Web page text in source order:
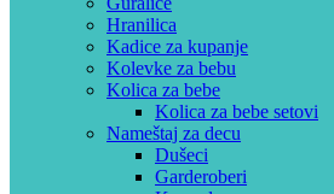
Hranilica
Kadice za kupanje
Kolevke za bebu
Kolica za bebe
Kolica za bebe setovi
Nameštaj za decu
Dušeci
Garderoberi